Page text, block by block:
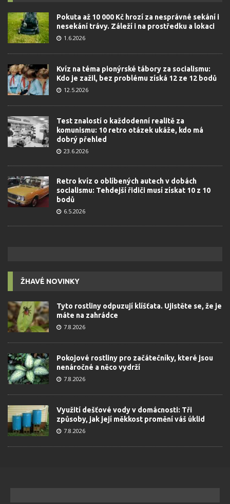
Pokuta až 10 000 Kč hrozí za nesprávné sekání i
nesekání trávy. Záleží i na prostředku a lokaci
1.6.2026
Kvíz na téma pionýrské tábory za socialismu:
Kdo je zažil, bez problému získá 12 ze 12 bodů
12.5.2026
Test znalostí o každodenní realitě za
komunismu: 10 retro otázek ukáže, kdo má
dobrý přehled
23.6.2026
Retro kvíz o oblíbených autech v dobách
socialismu: Tehdejší řidiči musí získat 10 z 10
bodů
6.5.2026
ŽHAVÉ NOVINKY
Tyto rostliny odpuzují klíšťata. Ujistěte se, že je
máte na zahrádce
7.8.2026
Pokojové rostliny pro začátečníky, které jsou
nenáročné a něco vydrží
7.8.2026
Využití dešťové vody v domácnosti: Tři
způsoby, jak její měkkost promění váš úklid
7.8.2026